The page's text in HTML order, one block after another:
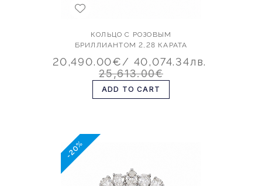
КОЛЬЦО С РОЗОВЫМ
БРИЛЛИАНТОМ 2,28 КАРАТА
20,490.00€/ 40,074.34лв.
25,613.00€
ADD TO CART
-20%